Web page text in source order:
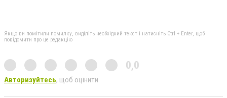
Якщо ви помітили помилку, виділіть необхідний текст і натисніть Ctrl + Enter, щоб
повідомити про це редакцію
0,0
Авторизуйтесь, щоб оцінити